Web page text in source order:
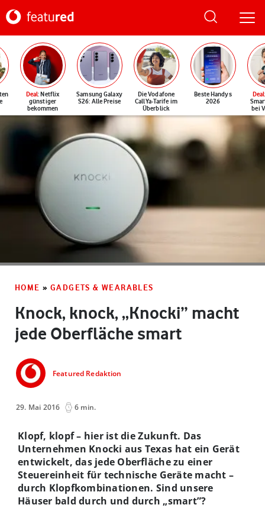
Deal: Netflix
günstiger
bekommen
Samsung Galaxy
S26: Alle Preise
Die Vodafone
CallYa-Tarife im
Überblick
Beste Handys
2026
Deal
bei
HOME » GADGETS & WEARABLES
Knock, knock, „Knocki” macht
jede Oberfläche smart
Featured Redaktion
29. Mai 2016 6 min.
Klopf, klopf – hier ist die Zukunft. Das
Unternehmen Knocki aus Texas hat ein Gerät
entwickelt, das jede Oberfläche zu einer
Steuereinheit für technische Geräte macht –
durch Klopfkombinationen. Sind unsere
Häuser bald durch und durch „smart”?